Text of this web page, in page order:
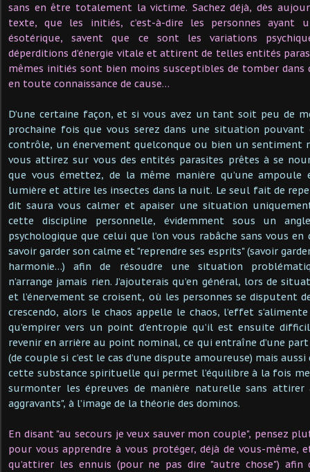
sans en être totalement la victime. Sachez déjà, dès
texte, que les initiés, c’est-à-dire les personnes ayant
ésotérique, savent que ce sont les variations
déperditions d’énergie vitale et attirent de telles entités
mêmes initiés sont bien moins susceptibles de tomber
en toute connaissance de cause…
D’une certaine façon, et si vous avez un tant soit peu de
prochaine fois que vous serez dans une situation pouvant
contrôle, un énervement quelconque ou bien un sentiment
vous attirez sur vous des entités parasites prêtes à se
que vous émettez, de la même manière qu’une
lumière et attire les insectes dans la nuit. Le seul fait de
dit saura vous calmer et apaiser une situation
cette discipline personnelle, évidemment sous un
psychologique que celui que l’on vous rabâche sans vous
savoir garder son calme et "reprendre ses esprits" (savoir
harmonie…) afin de résoudre une situation
n’arrange jamais rien. J’ajouterais qu’en général, lors de
et l’énervement se croisent, où les personnes se disputent
crescendo, alors le chaos appelle le chaos, l’effet
qu’empirer vers un point d’entropie qu’il est ensuite
revenir en arrière au point nominal, ce qui entraîne d’une
(de couple si c’est le cas d’une dispute amoureuse) mais aussi
cette substance spirituelle qui permet l’équilibre à la fois
surmonter les épreuves de manière naturelle sans attirer
aggravants", à l’image de la théorie des dominos.
En disant "au secours je veux sauver mon couple", pensez
pour vous apprendre à vous protéger, déjà de vous-même,
qu’attirer les ennuis (pour ne pas dire "autre chose") afin